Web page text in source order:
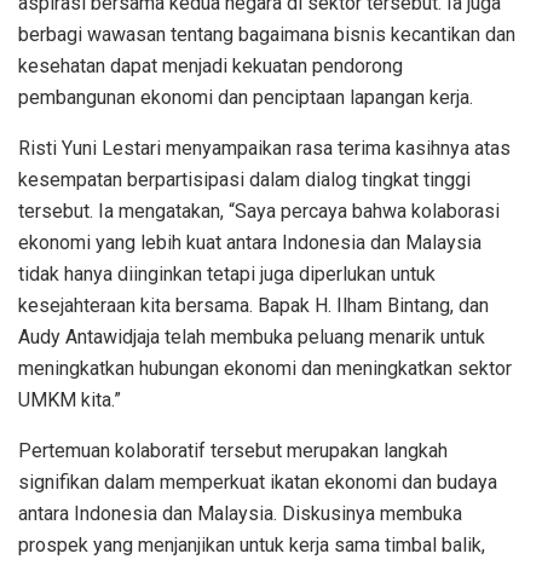
berbagi wawasan tentang bagaimana bisnis kecantikan dan
kesehatan dapat menjadi kekuatan pendorong
pembangunan ekonomi dan penciptaan lapangan kerja.
Risti Yuni Lestari menyampaikan rasa terima kasihnya atas
kesempatan berpartisipasi dalam dialog tingkat tinggi
tersebut. Ia mengatakan, “Saya percaya bahwa kolaborasi
ekonomi yang lebih kuat antara Indonesia dan Malaysia
tidak hanya diinginkan tetapi juga diperlukan untuk
kesejahteraan kita bersama. Bapak H. Ilham Bintang, dan
Audy Antawidjaja telah membuka peluang menarik untuk
meningkatkan hubungan ekonomi dan meningkatkan sektor
UMKM kita.”
Pertemuan kolaboratif tersebut merupakan langkah
signifikan dalam memperkuat ikatan ekonomi dan budaya
antara Indonesia dan Malaysia. Diskusinya membuka
prospek yang menjanjikan untuk kerja sama timbal balik,